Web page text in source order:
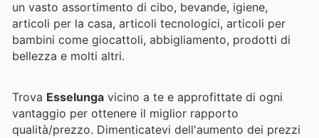
un vasto assortimento di cibo, bevande, igiene,
articoli per la casa, articoli tecnologici, articoli per
bambini come giocattoli, abbigliamento, prodotti di
bellezza e molti altri.
Trova Esselunga vicino a te e approfittate di ogni
vantaggio per ottenere il miglior rapporto
qualità/prezzo. Dimenticatevi dell'aumento dei prezzi